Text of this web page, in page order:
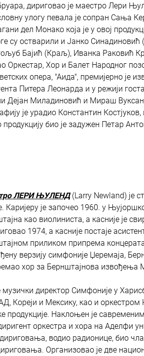
дириговао је маестро Лери
улогу певала је сопран Сања
дел Монако која је у овој
су остварили и Јанко
Бајић (Краљ), Иванка Раковић
Оркестар, Хор и Балет Народног
опера, "Аида", премијерно је
Питера Леонарда и у режији
Дејан Миладиновић и Мираш
је урадио Константин
био је задужен Петар
ЛЕРИ ЊУЛЕНД(Larry Newland) је
Каријеру је започео 1960. у
као виолиниста, а касније је
1974, а касније постаје
приликом припрема
верзију симфоније Џеремаја,
хор за Бернштајнова извођења
музички директор Симфоније у
Кореји и Мексику, као и
продукције. Наклоњен је
оркестра и хора на Аделфи
водио радионице, био
Организовао је две